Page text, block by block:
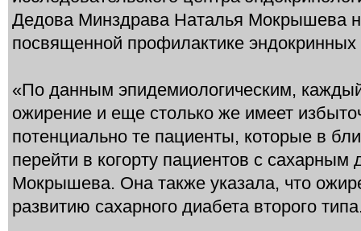
Дедова Минздрава Наталья Мокрышева
посвященной профилактике
«По данным эпидемиологическим,
ожирение и еще столько же имеет
потенциально те пациенты, которые в
перейти в когорту пациентов с
Мокрышева. Она также указала, что
развитию сахарного диабета второго